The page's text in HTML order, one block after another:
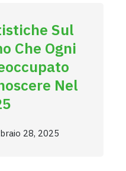
Sul
Che Ogni
Nel
28, 2025